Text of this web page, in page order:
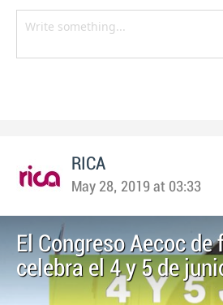
RICA
May 28, 2019 at 03:33
El Congreso Aecoc
celebra el 4 y 5 de